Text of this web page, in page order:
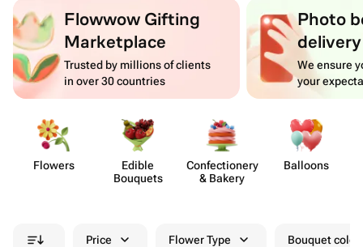
Flowwow Gifting
Marketplace
Trusted by millions of clients
in over 30 countries
Photo
delivery
We ensure
your
Flowers
Edible
Bouquets
Confect​ionery
& Bakery
Balloons
Price Flower Type Bouquet